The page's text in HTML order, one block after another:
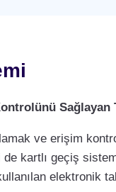
Sağlayan
ve erişim
kartlı geçiş
elektronik